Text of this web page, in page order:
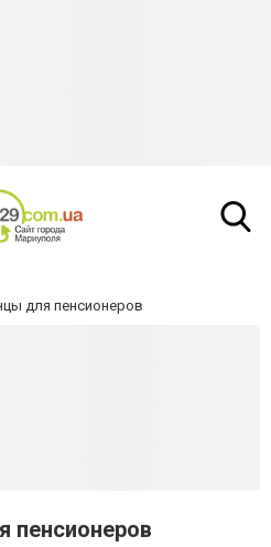
для пенсионеров
пенсионеров